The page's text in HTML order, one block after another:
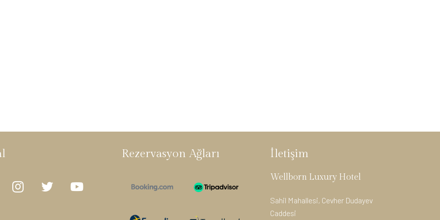
Rezervasyon Ağları İletişim
Wellborn Luxury Hotel
Sahil Mahallesi, Cevher Dudayev
Caddesi